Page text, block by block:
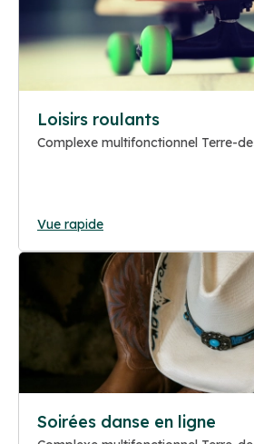
Loisirs roulants
Complexe multifonctionnel Terre-
Vue rapide
Soirées danse en ligne